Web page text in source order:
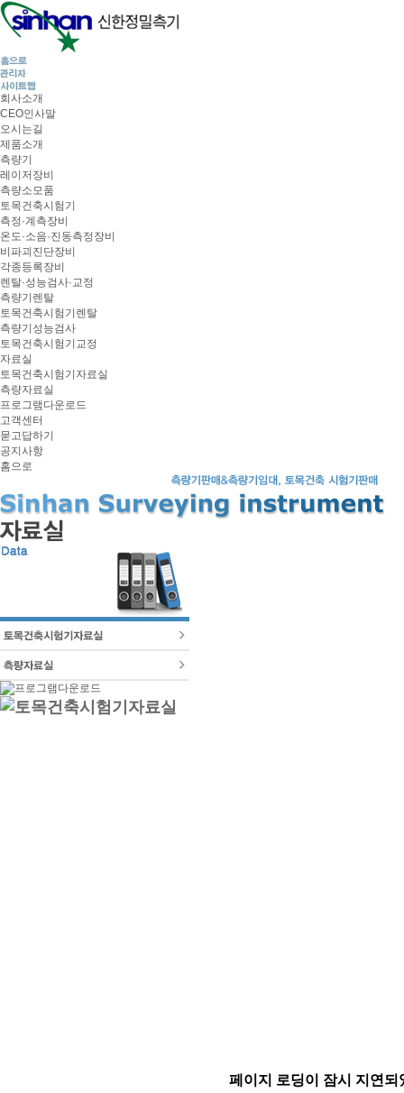
회사소개
CEO인사말
오시는길
제품소개
측량기
레이저장비
측량소모품
토목건축시험기
측정·계측장비
온도·소음·진동측정장비
비파괴진단장비
각종등록장비
렌탈·성능검사·교정
측량기렌탈
토목건축시험기렌탈
측량기성능검사
토목건축시험기교정
자료실
토목건축시험기자료실
측량자료실
프로그램다운로드
고객센터
묻고답하기
공지사항
홈으로